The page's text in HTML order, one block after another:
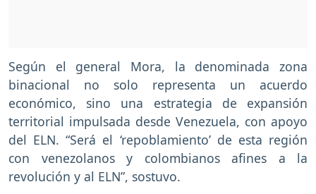
Según el general Mora, la denominada zona
binacional no solo representa un acuerdo
económico, sino una estrategia de expansión
territorial impulsada desde Venezuela, con apoyo
del ELN. “Será el ‘repoblamiento’ de esta región
con venezolanos y colombianos afines a la
revolución y al ELN”, sostuvo.